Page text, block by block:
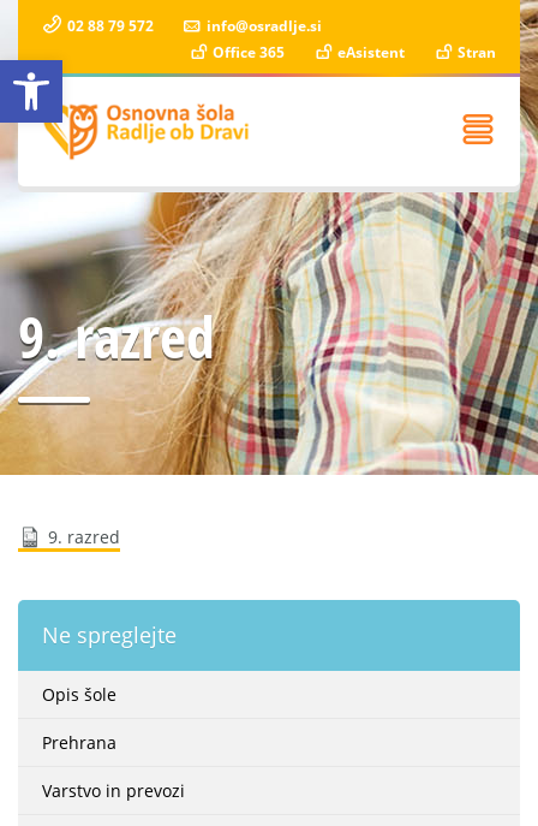
Open toolbar
02 88 79 572
info@osradlje.si
Office 365
eAsistent Stran
9. razred
9. razred
Ne spreglejte
Opis šole
Prehrana
Varstvo in prevozi